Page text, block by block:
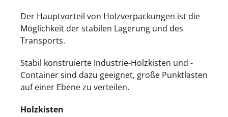
Der Hauptvorteil von Holzverpackungen ist die
Möglichkeit der stabilen Lagerung und des
Transports.
Stabil konstruierte Industrie-Holzkisten und -
Container sind dazu geeignet, große Punktlasten
auf einer Ebene zu verteilen.
Holzkisten